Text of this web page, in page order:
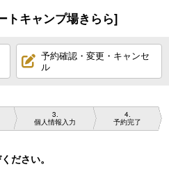
トキャンプ場きらら]
予約確認・変更・キャンセ
ル
3
個人情報入力
4
予約完了
ださい。